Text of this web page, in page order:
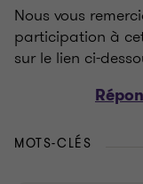
Nous vous
participation à
sur le lien ci-
MOTS-CLÉS